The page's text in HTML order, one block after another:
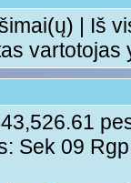
| Iš
vartotojas
Sek 09